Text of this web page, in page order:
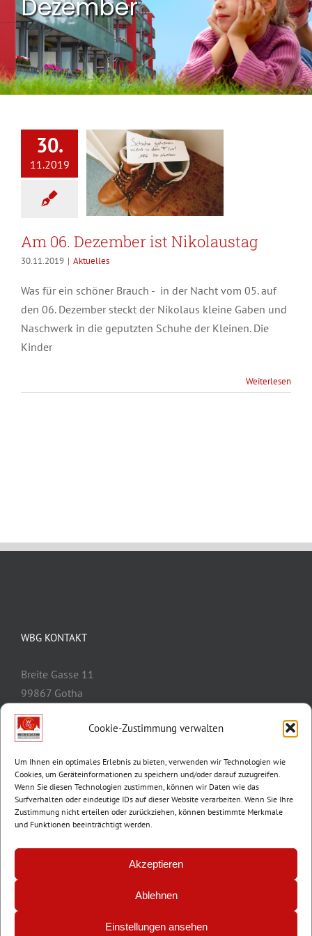
Cookie-Zustimmung verwalten
Um Ihnen ein optimales Erlebnis zu bieten, verwenden wir Technologien wie
Cookies, um Geräteinformationen zu speichern und/oder darauf zuzugreifen.
Wenn Sie diesen Technologien zustimmen, können wir Daten wie das
Surfverhalten oder eindeutige IDs auf dieser Website verarbeiten. Wenn Sie Ihre
Zustimmung nicht erteilen oder zurückziehen, können bestimmte Merkmale
und Funktionen beeinträchtigt werden.
Akzeptieren
Ablehnen
Einstellungen ansehen
Dezember
30.
11.2019
Am 06. Dezember ist Nikolaustag
30.11.2019 | Aktuelles
Was für ein schöner Brauch - in der Nacht vom 05. auf
den 06. Dezember steckt der Nikolaus kleine Gaben und
Naschwerk in die geputzten Schuhe der Kleinen. Die
Kinder
Weiterlesen
WBG KONTAKT
Breite Gasse 11
99867 Gotha
Telefon:
E-Mail:
info@wbg-gotha.de
Impressum|Datenschutz